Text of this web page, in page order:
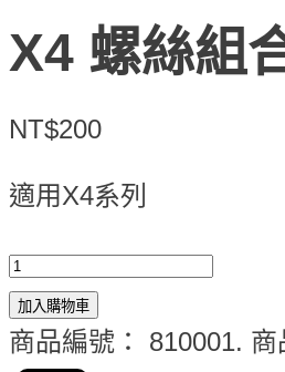
X4 螺絲組
NT$200
適用X4系列
加入購物車
商品編號： 810001. 商